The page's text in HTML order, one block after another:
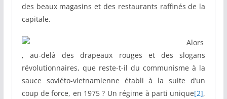
des beaux magasins et des restaurants raffinés de la
capitale.
Alors
, au-delà des drapeaux rouges et des slogans
révolutionnaires, que reste-t-il du communisme à la
sauce soviéto-vietnamienne établi à la suite d’un
coup de force, en 1975 ? Un régime à parti unique[2],